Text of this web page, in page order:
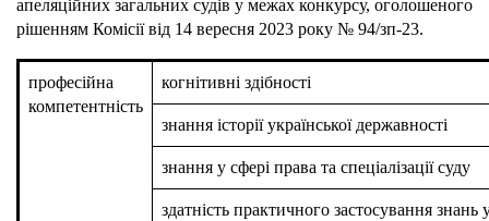
апеляційних загальних судів у межах конкурсу, оголошеного
рішенням Комісії від 14 вересня 2023 року № 94/зп-23.
професійна
компетентність
когнітивні здібності
знання історії української державності
знання у сфері права та спеціалізації суду
здатність практичного застосування знань